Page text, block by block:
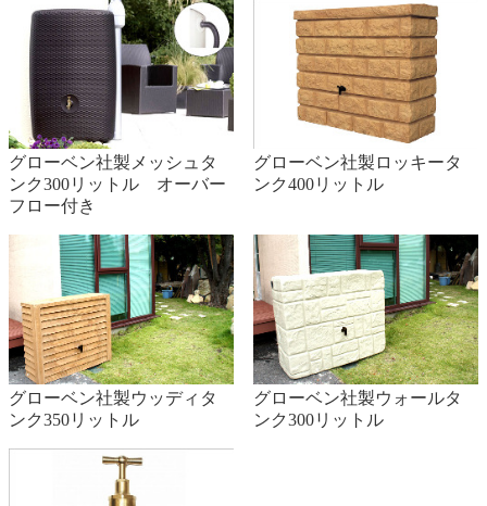
グローベン社製メッシュタ
ンク300リットル オーバー
フロー付き
グローベン社製ロッキータ
ンク400リットル
グローベン社製ウッディタ
ンク350リットル
グローベン社製ウォールタ
ンク300リットル